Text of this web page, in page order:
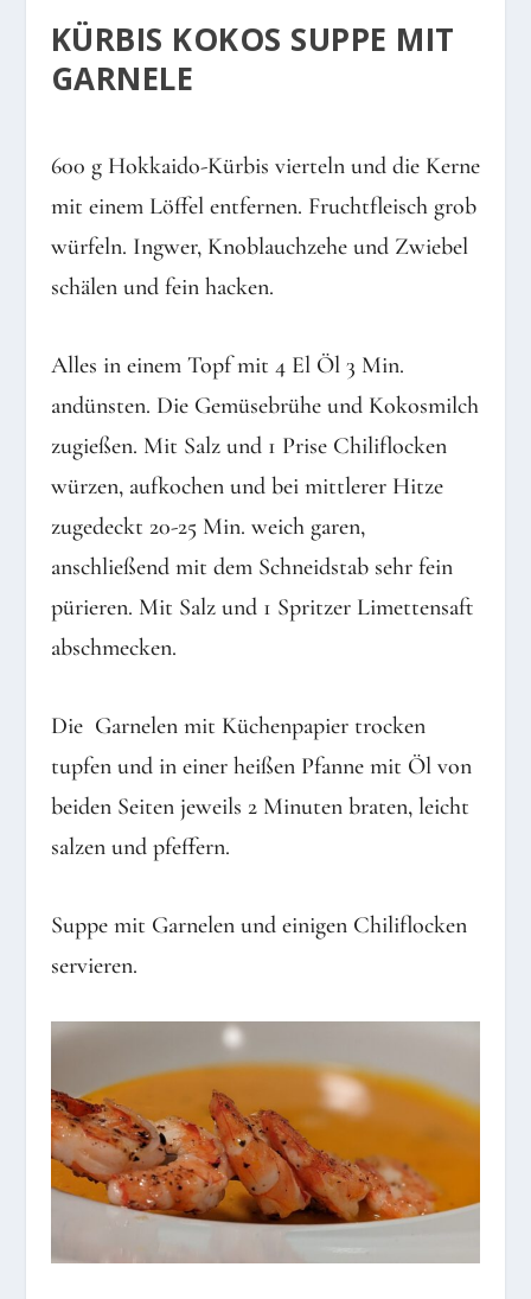
KÜRBIS KOKOS SUPPE MIT
GARNELE
600 g Hokkaido-Kürbis vierteln und die Kerne
mit einem Löffel entfernen. Fruchtfleisch grob
würfeln. Ingwer, Knoblauchzehe und Zwiebel
schälen und fein hacken.
Alles in einem Topf mit 4 El Öl 3 Min.
andünsten. Die Gemüsebrühe und Kokosmilch
zugießen. Mit Salz und 1 Prise Chiliflocken
würzen, aufkochen und bei mittlerer Hitze
zugedeckt 20-25 Min. weich garen,
anschließend mit dem Schneidstab sehr fein
pürieren. Mit Salz und 1 Spritzer Limettensaft
abschmecken.
Die Garnelen mit Küchenpapier trocken
tupfen und in einer heißen Pfanne mit Öl von
beiden Seiten jeweils 2 Minuten braten, leicht
salzen und pfeffern.
Suppe mit Garnelen und einigen Chiliflocken
servieren.